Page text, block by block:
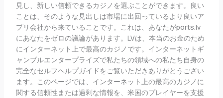
見し、新しい信頼できるカジノを選ぶことができます。良い
ことは、そのような見出しは市場に出回っているより良いア
プリ会社から来ていることです。これは、あなたがports.lv
にあなたをゼロの議論があります。LVは、本当のお金のため
にインターネット上で最高のカジノです。インターネットギ
ャンブルエンタープライズで私たちの領域への私たち自身の
完全なセルフヘルプガイドをご覧いただきありがとうござい
ます。このページでは、インターネット上の最高のカジノに
関する信頼性または過剰な情報を、米国のプレイヤーを支援